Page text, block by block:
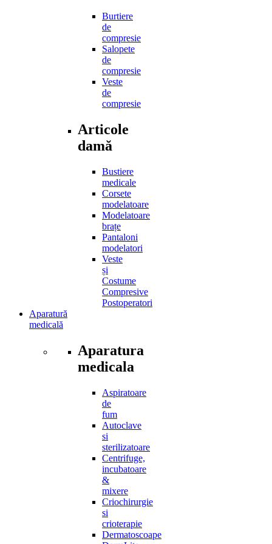
Burtiere
de
compresie
Salopete
de
compresie
Veste
de
compresie
Articole
damă
Bustiere
medicale
Corsete
modelatoare
Modelatoare
brațe
Pantaloni
modelatori
Veste
și
Costume
Compresive
Postoperatori
Aparatură
medicală
Aparatura
medicala
Aspiratoare
de
fum
Autoclave
si
sterilizatoare
Centrifuge,
incubatoare
&
mixere
Criochirurgie
si
crioterapie
Dermatoscoape